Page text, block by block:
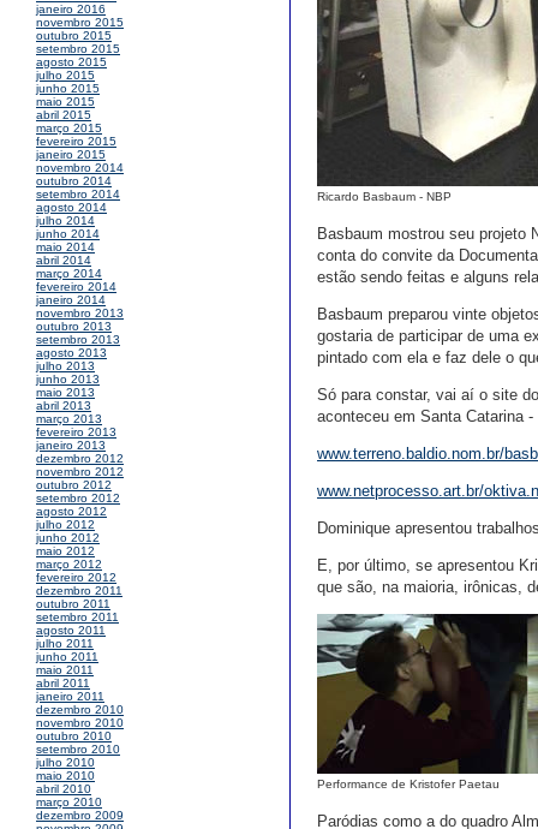
janeiro 2016
novembro 2015
outubro 2015
setembro 2015
agosto 2015
julho 2015
junho 2015
maio 2015
abril 2015
março 2015
fevereiro 2015
janeiro 2015
novembro 2014
outubro 2014
setembro 2014
agosto 2014
julho 2014
junho 2014
maio 2014
abril 2014
março 2014
fevereiro 2014
janeiro 2014
novembro 2013
outubro 2013
setembro 2013
agosto 2013
julho 2013
junho 2013
maio 2013
abril 2013
março 2013
fevereiro 2013
janeiro 2013
dezembro 2012
novembro 2012
outubro 2012
setembro 2012
agosto 2012
julho 2012
junho 2012
maio 2012
março 2012
fevereiro 2012
dezembro 2011
outubro 2011
setembro 2011
agosto 2011
julho 2011
junho 2011
maio 2011
abril 2011
janeiro 2011
dezembro 2010
novembro 2010
outubro 2010
setembro 2010
julho 2010
maio 2010
abril 2010
março 2010
dezembro 2009
Ricardo Basbaum - NBP
Basbaum mostrou seu projeto
conta do convite da
estão sendo feitas e alguns
Basbaum preparou vinte
gostaria de participar de uma
pintado com ela e faz dele o
Só para constar, vai aí o site
aconteceu em Santa Catarina
www.terreno.baldio.nom.br/
www.netprocesso.art.br/
Dominique apresentou
E, por último, se apresentou
que são, na maioria, irônicas,
Performance de Kristofer Paetau
Paródias como a do quadro